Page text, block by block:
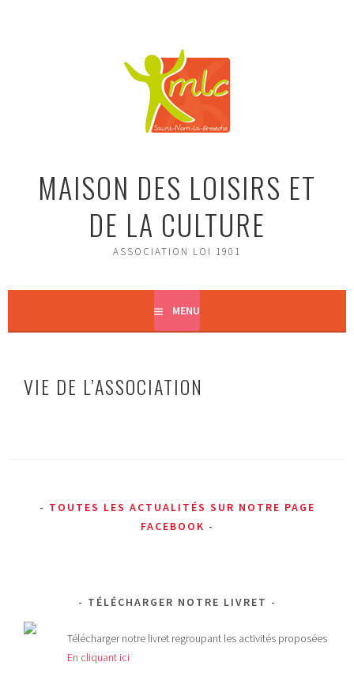
MAISON DES LOISIRS ET
DE LA CULTURE
ASSOCIATION LOI 1901
MENU
VIE DE L’ASSOCIATION
TOUTES LES ACTUALITÉS SUR NOTRE PAGE
FACEBOOK
TÉLÉCHARGER NOTRE LIVRET
Télécharger notre livret regroupant les activités proposées
En cliquant ici